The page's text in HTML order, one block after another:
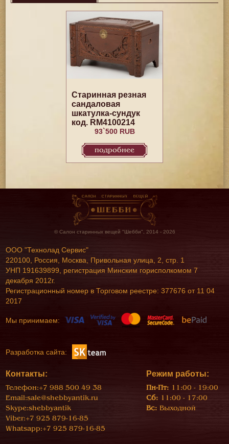
Старинная резная
сандаловая
шкатулка-сундук
код. RM4100214
93`500 RUB
подробнее
© Салон старинных вещей "Шебби", 2014 - 2026
ООО "Технолад Сервис"
220100, Россия, Москва, Привольная улица, 2, стр. 1
УНП 191639899, регистрация Минским горисполкомом 7
декабря 2012г.
Регистрационный номер в Торговом реестре: 377676 от 11 04
2017
Мы принимаем:
Разработка сайта:
Контакты:
Телефон:+7 988 500 49 38
Email:sale@shebbyantik.ru
Skype:shebbyantik
Viber:+7 925 879-16-85
Whatsapp:+7 925 879-16-85
Режим работы:
Пн-Пт: 11:00 - 19:00
Сб: 11:00 - 17:00
Вс: Выходной